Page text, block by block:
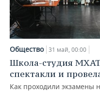
Общество 31 май, 00:00
Школа-студия
спектакли и
Как проходили экзамены